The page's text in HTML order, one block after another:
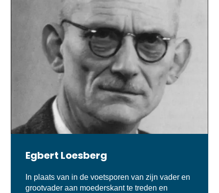
Egbert Loesberg
In plaats van in de voetsporen van zijn vader en
grootvader aan moederskant te treden en